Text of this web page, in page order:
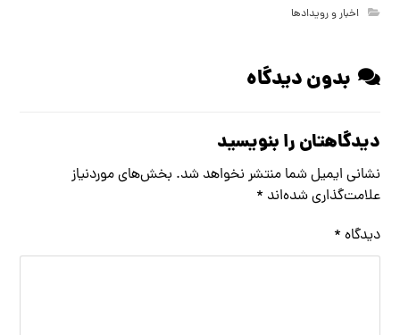
اخبار و رویدادها
بدون دیدگاه
دیدگاهتان را بنویسید
نشانی ایمیل شما منتشر نخواهد شد. بخش‌های موردنیاز
علامت‌گذاری شده‌اند *
دیدگاه *